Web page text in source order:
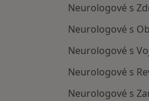
Neurologové s
Neurologové s
Neurologové s
Neurologové s
Neurologové s